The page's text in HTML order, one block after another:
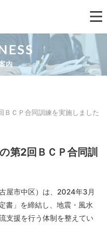
内
ＢＣＰ合同訓練を実施しました
第2回ＢＣＰ合同訓
屋市中区）は、2024年3月
書」を締結し、地震・風水
支援を行う体制を整えてい